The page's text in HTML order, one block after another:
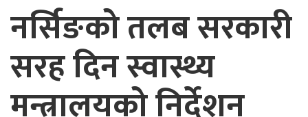
नर्सिङको तलब सरकारी
सरह दिन स्वास्थ्य